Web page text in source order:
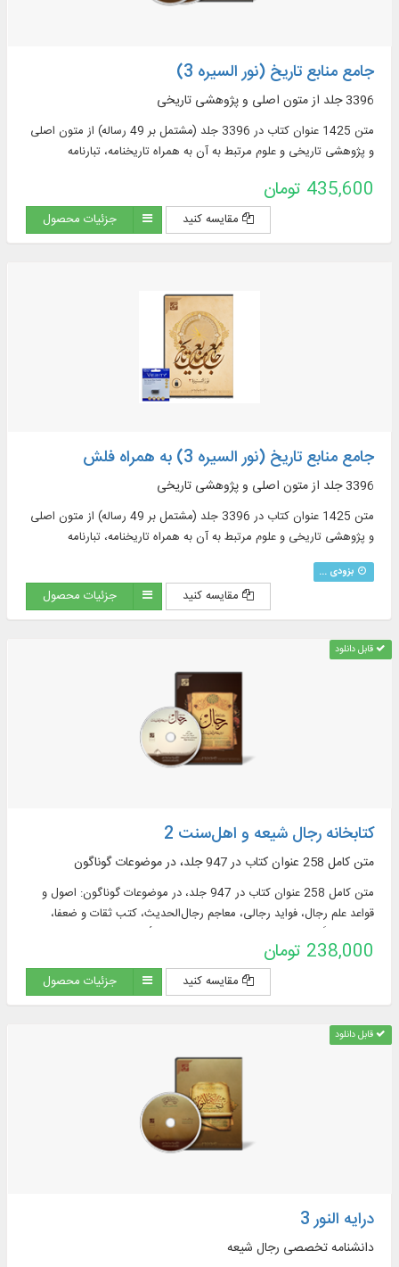
جامع منابع تاریخ (نور السیره 3)
3396 جلد از متون اصلی و پژوهشی تاریخی
متن 1425 عنوان کتاب در 3396 جلد (مشتمل بر 49 رساله) از متون اصلی
و پژوهشی تاریخی و علوم مرتبط به آن به همراه تاریخنامه، تبارنامه
435,600 تومان
مقایسه کنید جزئیات محصول
جامع منابع تاریخ (نور السیره 3) به همراه فلش
3396 جلد از متون اصلی و پژوهشی تاریخی
متن 1425 عنوان کتاب در 3396 جلد (مشتمل بر 49 رساله) از متون اصلی
و پژوهشی تاریخی و علوم مرتبط به آن به همراه تاریخنامه، تبارنامه
بزودی ...
مقایسه کنید جزئیات محصول
قابل دانلود
کتابخانه رجال شیعه و اهل‌‌سنت 2
متن کامل 258 عنوان کتاب در 947 جلد، در موضوعات گوناگون
متن کامل 258 عنوان کتاب در 947 جلد، در موضوعات گوناگون: اصول و
قواعد علم رجال، فواید رجالی، معاجم رجال‌الحدیث، کتب ثقات و ضعفا،
طبقات محدثان
238,000 تومان
مقایسه کنید جزئیات محصول
قابل دانلود
درایه النور 3
دانشنامه تخصصی رجال شیعه